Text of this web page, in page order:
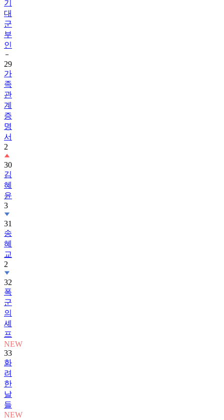
군
부
인
29
가
족
관
계
증
명
서
2
30
김
혜
윤
3
31
송
혜
교
2
32
폭
군
의
셰
프
NEW
33
화
려
한
날
들
NEW
34
장